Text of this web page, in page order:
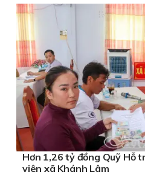
Hơn 1,26 tỷ đồng Quỹ Hỗ
viên xã Khánh Lâm